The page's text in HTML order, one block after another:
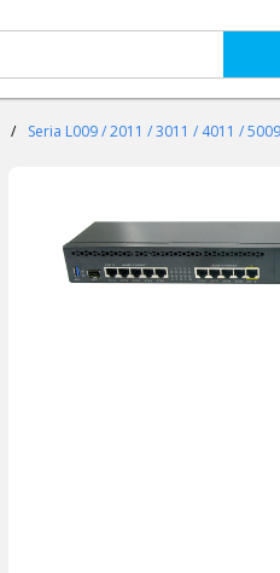
/ Seria L009 / 2011 / 3011 / 4011 /